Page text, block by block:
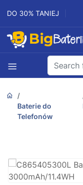
DO 30% TANIEJ
Baterie do
Telefonów